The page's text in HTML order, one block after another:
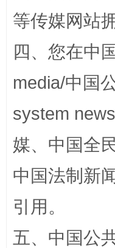
国家大学科技园
等传媒网站
四、您在中
media/中国
system
媒、中国全
中国法制新
引用。
五、中国公